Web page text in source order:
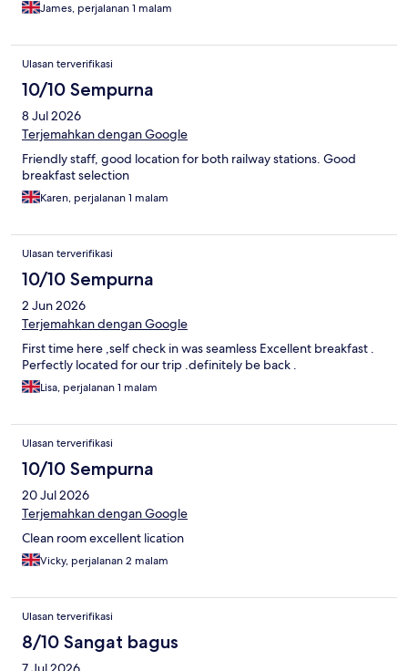
James, perjalanan 1 malam
Ulasan terverifikasi
10/10 Sempurna
8 Jul 2026
Terjemahkan dengan Google
Friendly staff, good location for both railway stations. Good
breakfast selection
Karen, perjalanan 1 malam
Ulasan terverifikasi
10/10 Sempurna
2 Jun 2026
Terjemahkan dengan Google
First time here ,self check in was seamless Excellent breakfast .
Perfectly located for our trip .definitely be back .
Lisa, perjalanan 1 malam
Ulasan terverifikasi
10/10 Sempurna
20 Jul 2026
Terjemahkan dengan Google
Clean room excellent lication
Vicky, perjalanan 2 malam
Ulasan terverifikasi
8/10 Sangat bagus